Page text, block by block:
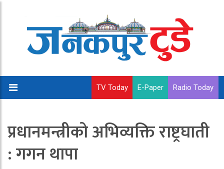
TV Today E-Paper Radio Today
प्रधानमन्त्रीको अभिव्यक्ति राष्ट्रघाती
: गगन थापा